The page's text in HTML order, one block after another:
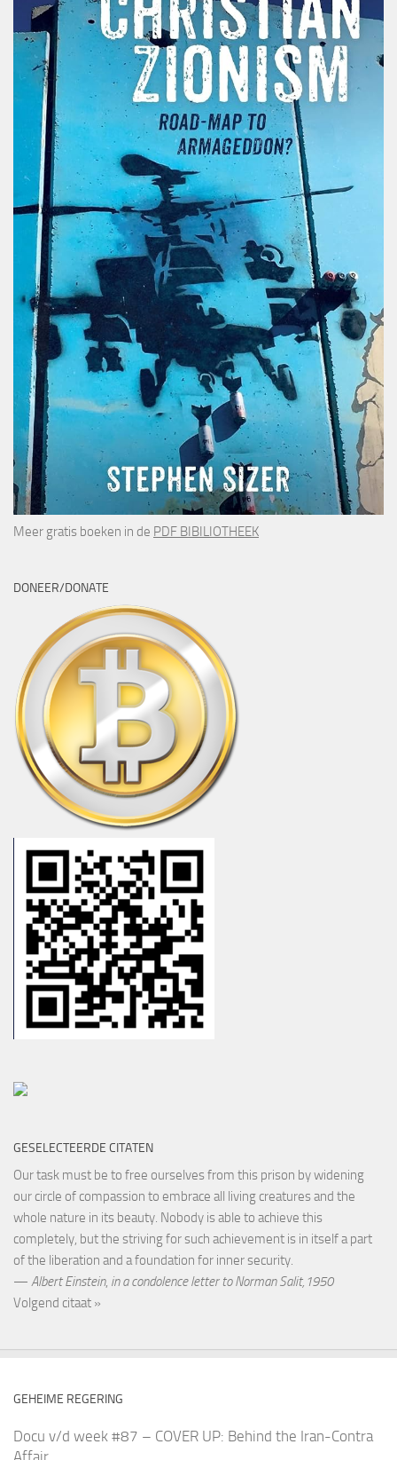
Meer gratis boeken in de PDF BIBILIOTHEEK
DONEER/DONATE
GESELECTEERDE CITATEN
Our task must be to free ourselves from this prison by widening
our circle of compassion to embrace all living creatures and the
whole nature in its beauty. Nobody is able to achieve this
completely, but the striving for such achievement is in itself a part
of the liberation and a foundation for inner security.
— Albert Einstein, in a condolence letter to Norman Salit,1950
Volgend citaat »
GEHEIME REGERING
Docu v/d week #87 – COVER UP: Behind the Iran-Contra
Affair